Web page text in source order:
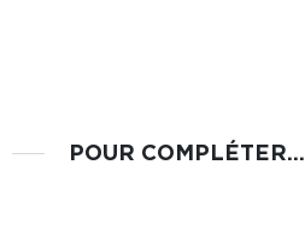
POUR COMPLÉTER...